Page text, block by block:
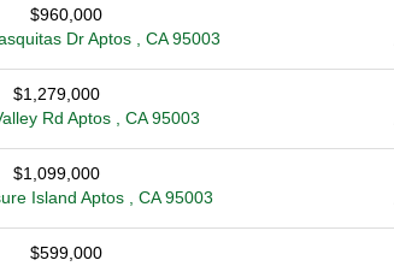
$960,000
Dr Aptos , CA 95003
$1,279,000
Rd Aptos , CA 95003
$1,099,000
Island Aptos , CA 95003
$599,000